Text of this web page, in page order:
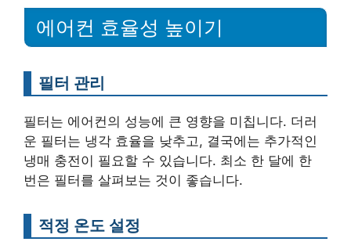
에어컨 효율성 높이기
필터 관리
필터는 에어컨의 성능에 큰 영향을 미칩니다. 더러
운 필터는 냉각 효율을 낮추고, 결국에는 추가적인
냉매 충전이 필요할 수 있습니다. 최소 한 달에 한
번은 필터를 살펴보는 것이 좋습니다.
적정 온도 설정